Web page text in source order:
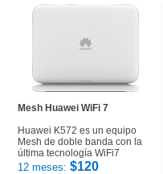
Mesh Huawei WiFi 7
Huawei K572 es un equipo
Mesh de doble banda con la
última tecnología WiFi7
12 meses: $120